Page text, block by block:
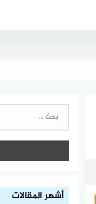
البحث
أشهر المقالات